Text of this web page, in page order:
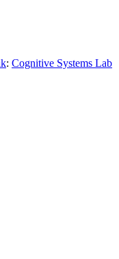
: Cognitive Systems Lab